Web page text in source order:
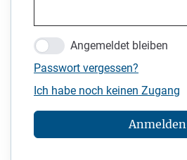
Angemeldet bleiben
Passwort vergessen?
Ich habe noch keinen Zugang
Anmelden